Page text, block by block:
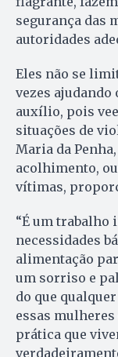
segurança das
autoridades
Eles não se
vezes
auxílio, pois
situações de
Maria da
acolhimento,
vítimas,
“É um
necessidades
alimentação
um sorriso e
do que
essas mulheres
prática que